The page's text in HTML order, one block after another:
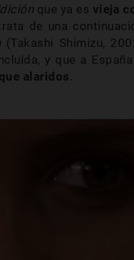
que ya es vieja
de una
(Takashi Shimizu,
y que a
alaridos